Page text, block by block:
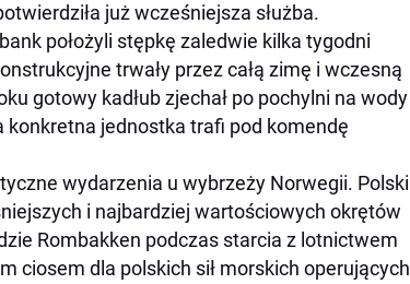
już wcześniejsza służba.
położyli stępkę zaledwie kilka tygodni
trwały przez całą zimę i wczesną
gotowy kadłub zjechał po pochylni na wody
konkretna jednostka trafi pod komendę
wydarzenia u wybrzeży Norwegii. Polski
i najbardziej wartościowych okrętów
Rombakken podczas starcia z lotnictwem
ciosem dla polskich sił morskich operujących